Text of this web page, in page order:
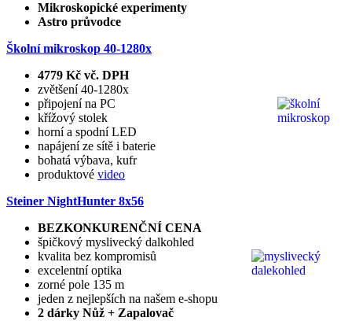
Mikroskopické experimenty
Astro průvodce
Školní mikroskop 40-1280x
4779 Kč vč. DPH
zvětšení 40-1280x
připojení na PC
křížový stolek
horní a spodní LED
napájení ze sítě i baterie
bohatá výbava, kufr
produktové video
Steiner NightHunter 8x56
BEZKONKURENČNÍ CENA
špičkový myslivecký dalkohled
kvalita bez kompromisů
excelentní optika
zorné pole 135 m
jeden z nejlepších na našem e-shopu
2 dárky Nůž + Zapalovač